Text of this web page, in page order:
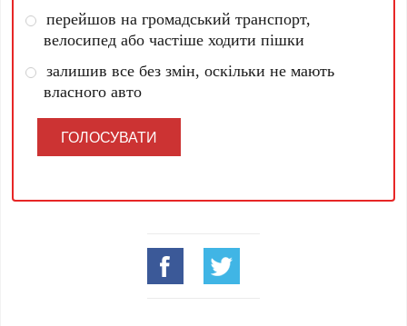
перейшов на громадський транспорт,
велосипед або частіше ходити пішки
залишив все без змін, оскільки не мають
власного авто